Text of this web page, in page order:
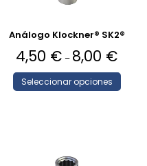
Análogo Klockner® SK2®
4,50 € – 8,00 €
Seleccionar opciones